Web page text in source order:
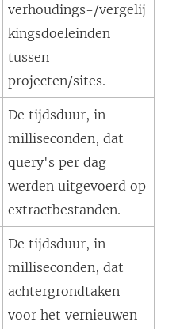
verhoudings-/vergelij
kingsdoeleinden
tussen
projecten/sites.
De tijdsduur, in
milliseconden, dat
query's per dag
werden uitgevoerd op
extractbestanden.
De tijdsduur, in
milliseconden, dat
achtergrondtaken
voor het vernieuwen